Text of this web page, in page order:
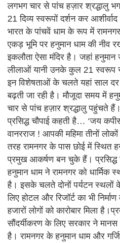
लगभग चार से पांच हज़ार श्रद्धालु
21 दिव्य स्वरूपों दर्शन कर
भारत के पांचवें धाम के रूप में
एकड़ भूमि पर हनुमान धाम की नीव
इकलौता ऐसा मंदिर है। जहां
लीलाओं यानी उनके कुल 21 स्वरूप
इन विशेषताओं के चलते यहां साल दर
बढ़ती जा रही है। मौजूदा समय में
चार से पांच हज़ार श्रद्धालु पहुंचते
प्रसिद्ध चौपाई कहती है… ‘जय
वानरराज ! आपकी महिमा तीनों
तरह रामनगर के पास छोई में स्थित
प्रमुख आकर्षण बन चुके हैं। प्रसिद्ध
हनुमान धाम ने रामनगर को
है। इसके चलते दोनों पर्यटन स्थलों
लिए होटल और रिजॉर्ट का भी
हजारों लोगों को कारोबार मिला
सौंदर्यीकरण के लिए सरकार ने
है। रामनगर के हनुमान धाम और